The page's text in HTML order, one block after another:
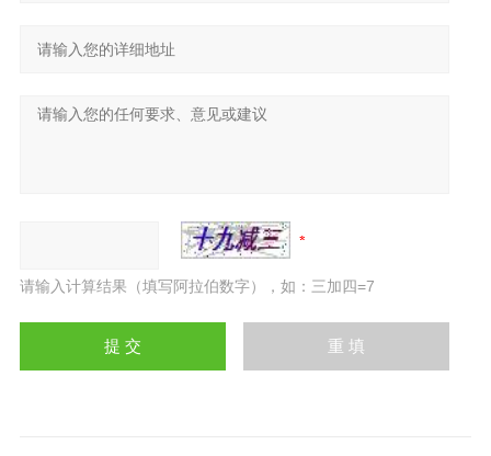
请输入计算结果（填写阿拉伯数字），如：三加四=7